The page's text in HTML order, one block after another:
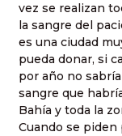
vez se realizan
la sangre del
es una ciudad
pueda donar, si
por año no
sangre que
Bahía y toda la
Cuando se piden